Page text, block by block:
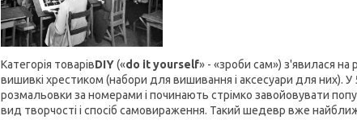
Категорія товарівDIY(«do it yourself» - «зроби сам») з'явилася на
вишивкі хрестиком (набори для вишивання і аксесуари для
розмальовки за номерами і починають стрімко завойовувати
вид творчості і спосіб самовираження. Такий шедевр вже